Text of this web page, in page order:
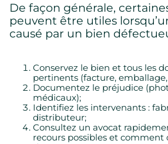
De façon générale,
peuvent être utiles
causé par un bien
Conservez le bien et tous les
pertinents (facture,
Documentez le préjudice
médicaux);
Identifiez les intervenants :
distributeur;
Consultez un avocat
recours possibles et comment